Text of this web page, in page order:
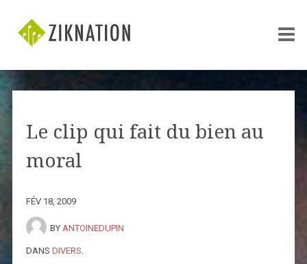
Le clip qui fait du bien au
moral
FÉV 18, 2009
BY ANTOINEDUPIN
DANS DIVERS